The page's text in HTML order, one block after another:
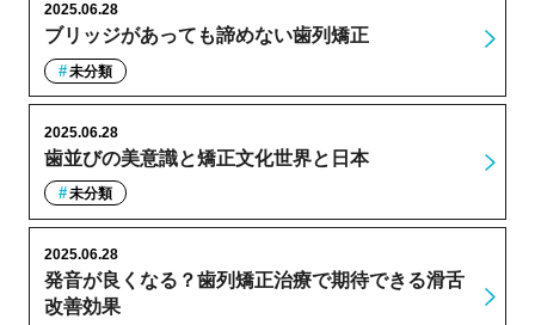
ブリッジがあっても諦めない歯列矯正
2025.06.28
未分類
歯並びの美意識と矯正文化世界と日本
2025.06.28
未分類
発音が良くなる？歯列矯正治療で期待できる滑舌
改善効果
2025.06.28